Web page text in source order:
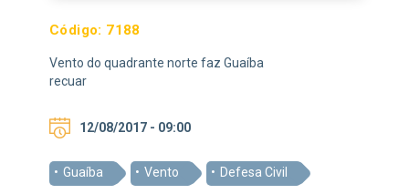
Código: 7188
Vento do quadrante norte faz Guaíba
recuar
12/08/2017 - 09:00
Guaíba Vento Defesa Civil